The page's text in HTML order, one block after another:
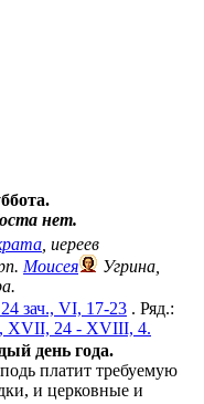
нет.
, иереев
Моисея
Угрина,
зач., VI, 17-23 . Ряд.:
XVII, 24 - XVIII, 4.
день года.
платит требуемую
и церковные и